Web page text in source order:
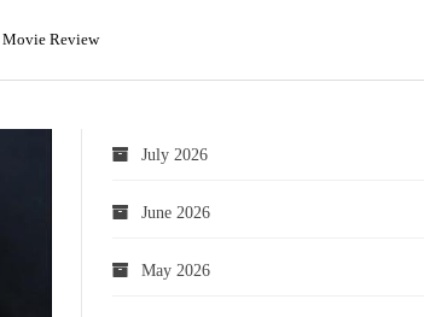
Review
July 2026
June 2026
May 2026